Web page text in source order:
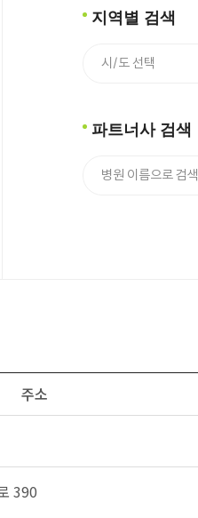
지역별 검색
파트너사 검색
주소
390